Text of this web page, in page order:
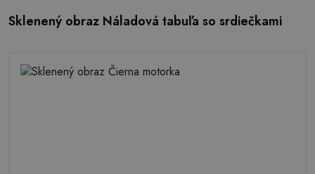
Sklenený obraz Náladová tabuľa so srdiečkami